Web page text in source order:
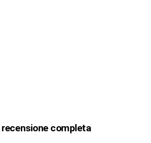
completa